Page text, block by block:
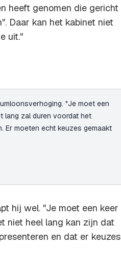
heeft genomen die gericht
Daar kan het kabinet niet
uit."
"Je moet een
lang zal duren voordat het
Er moeten echt keuzes gemaakt
hij wel. "Je moet een keer
niet heel lang kan zijn dat
en dat er keuzes